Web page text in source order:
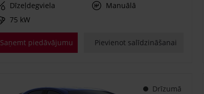
Dīzeļdegviela
Manuālā
75 kW
Saņemt piedāvājumu Pievienot salīdzināšanai
Drīzumā